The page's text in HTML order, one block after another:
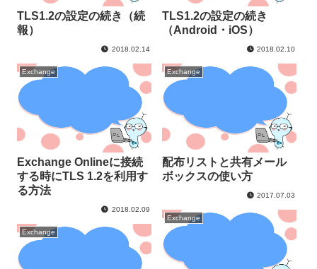
TLS1.2の設定の続き（続
報）
2018.02.14
TLS1.2の設定の続き
（Android・iOS）
2018.02.10
Exchange
Exchange Onlineに接続
する時にTLS 1.2を利用す
る方法
2018.02.09
Exchange
配布リストと共有メール
ボックスの使い方
2017.07.03
Exchange
Exchange